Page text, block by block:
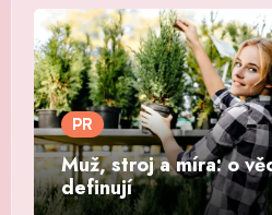
PR
Muž, stroj a míra: o
definují